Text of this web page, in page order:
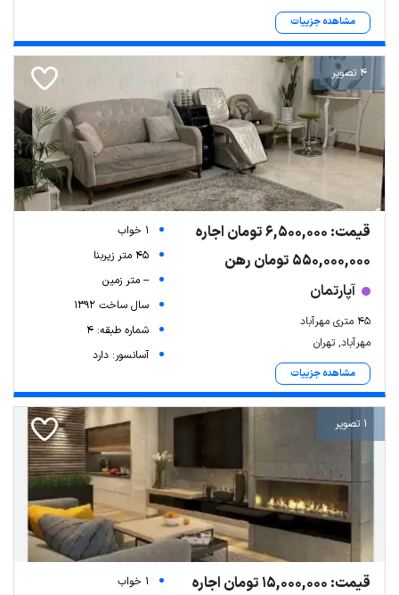
مشاهده جزییات
4 تصویر
قیمت: 6,500,000 تومان اجاره
550,000,000 تومان رهن
آپارتمان
45 متری مهرآباد
مهرآباد, تهران
مشاهده جزییات
1 خواب
45 متر زیربنا
-- متر زمین
سال ساخت 1392
شماره طبقه: 4
آسانسور: دارد
1 تصویر
قیمت: 15,000,000 تومان اجاره
1 خواب